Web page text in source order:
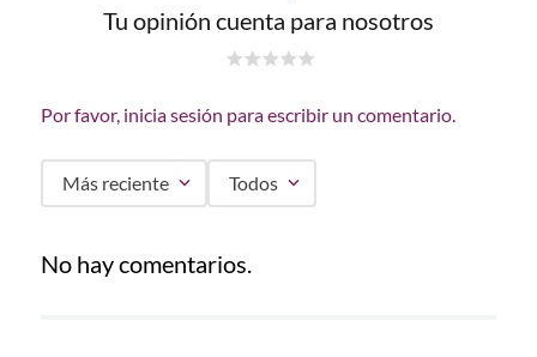
Tu opinión cuenta para nosotros
Por favor, inicia sesión para escribir un comentario.
Más reciente Todos
No hay comentarios.